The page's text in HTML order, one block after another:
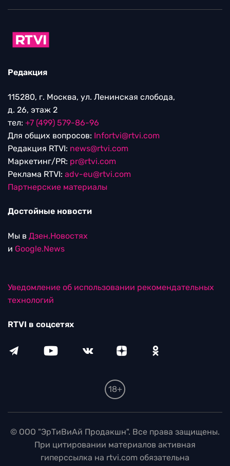
Редакция
115280, г. Москва, ул. Ленинская слобода,
д. 26, этаж 2
тел: +7 (499) 579-86-96
Для общих вопросов: Infortvi@rtvi.com
Редакция RTVI: news@rtvi.com
Маркетинг/PR: pr@rtvi.com
Реклама RTVI: adv-eu@rtvi.com
Партнерские материалы
Достойные новости
Мы в Дзен.Новостях
и Google.News
Уведомление об использовании рекомендательных
технологий
RTVI в соцсетях
18+
© ООО "ЭрТиВиАй Продакшн". Все права защищены.
При цитировании материалов активная
гиперссылка на rtvi.com обязательна